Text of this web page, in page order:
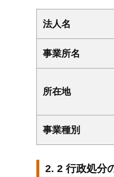
法人名
事業所名
所在地
事業種別
2 行政処分